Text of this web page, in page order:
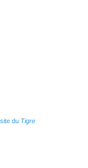
site du Tigre